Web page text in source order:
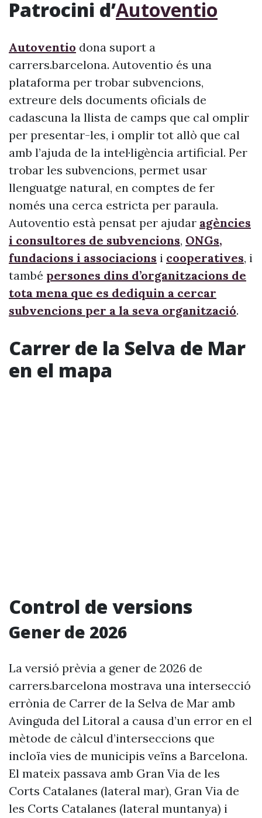
Patrocini d’Autoventio
Autoventio dona suport a
carrers.barcelona. Autoventio és una
plataforma per trobar subvencions,
extreure dels documents oficials de
cadascuna la llista de camps que cal omplir
per presentar-les, i omplir tot allò que cal
amb l’ajuda de la intel·ligència artificial. Per
trobar les subvencions, permet usar
llenguatge natural, en comptes de fer
només una cerca estricta per paraula.
Autoventio està pensat per ajudar agències
i consultores de subvencions, ONGs,
fundacions i associacions i cooperatives, i
també persones dins d’organitzacions de
tota mena que es dediquin a cercar
subvencions per a la seva organització.
Carrer de la Selva de Mar
en el mapa
Control de versions
Gener de 2026
La versió prèvia a gener de 2026 de
carrers.barcelona mostrava una intersecció
errònia de Carrer de la Selva de Mar amb
Avinguda del Litoral a causa d’un error en el
mètode de càlcul d’interseccions que
incloïa vies de municipis veïns a Barcelona.
El mateix passava amb Gran Via de les
Corts Catalanes (lateral mar), Gran Via de
les Corts Catalanes (lateral muntanya) i